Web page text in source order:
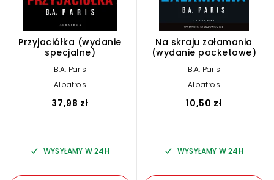
Przyjaciółka (wydanie
specjalne)
B.A. Paris
Albatros
37,98 zł
WYSYŁAMY W 24H
Na skraju załamania
(wydanie pocketowe)
B.A. Paris
Albatros
10,50 zł
WYSYŁAMY W 24H